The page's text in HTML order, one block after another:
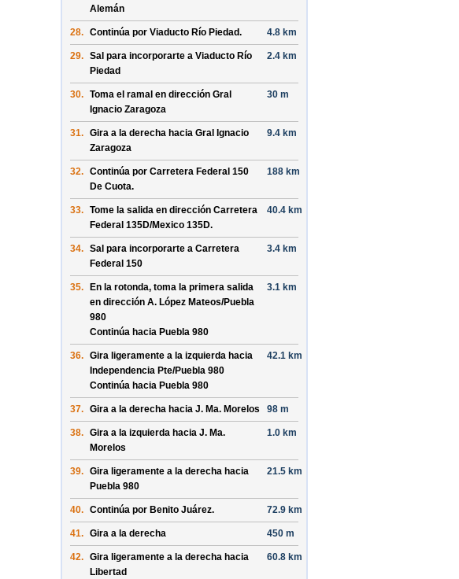
Alemán
28. Continúa por Viaducto Río Piedad. 4.8 km
29. Sal para incorporarte a Viaducto Río
Piedad
2.4 km
30. Toma el ramal en dirección Gral
Ignacio Zaragoza
30 m
31. Gira a la derecha hacia Gral Ignacio
Zaragoza
9.4 km
32. Continúa por Carretera Federal 150
De Cuota.
188 km
33. Tome la salida en dirección Carretera
Federal 135D/Mexico 135D.
40.4 km
34. Sal para incorporarte a Carretera
Federal 150
3.4 km
35. En la rotonda, toma la primera salida
en dirección A. López Mateos/Puebla
980
Continúa hacia Puebla 980
3.1 km
36. Gira ligeramente a la izquierda hacia
Independencia Pte/Puebla 980
Continúa hacia Puebla 980
42.1 km
37. Gira a la derecha hacia J. Ma. Morelos 98 m
38. Gira a la izquierda hacia J. Ma.
Morelos
1.0 km
39. Gira ligeramente a la derecha hacia
Puebla 980
21.5 km
40. Continúa por Benito Juárez. 72.9 km
41. Gira a la derecha 450 m
42. Gira ligeramente a la derecha hacia
Libertad
60.8 km